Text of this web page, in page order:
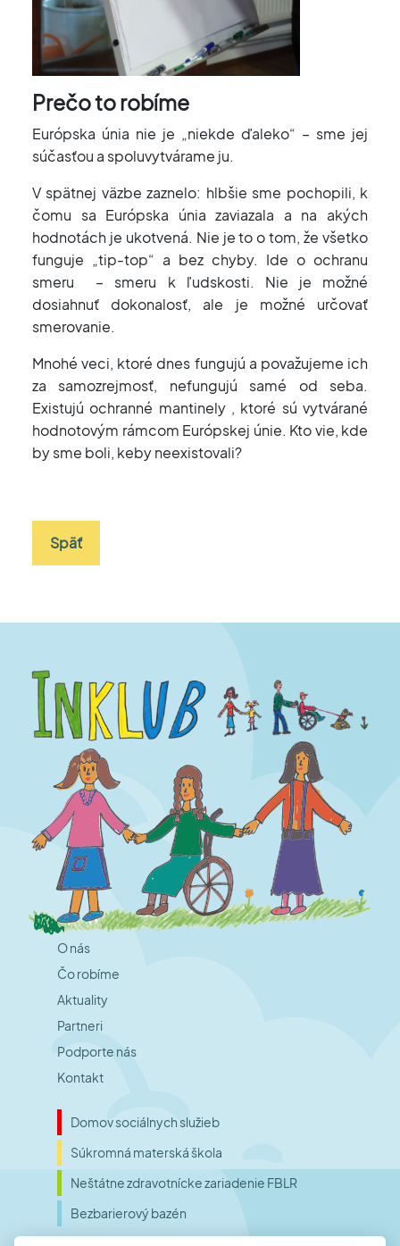
Prečo to robíme
Európska únia nie je „niekde ďaleko“ – sme jej
súčasťou a spoluvytvárame ju.
V spätnej väzbe zaznelo: hlbšie sme pochopili, k
čomu sa Európska únia zaviazala a na akých
hodnotách je ukotvená. Nie je to o tom, že všetko
funguje „tip-top“ a bez chyby. Ide o ochranu
smeru – smeru k ľudskosti. Nie je možné
dosiahnuť dokonalosť, ale je možné určovať
smerovanie.
Mnohé veci, ktoré dnes fungujú a považujeme ich
za samozrejmosť, nefungujú samé od seba.
Existujú ochranné mantinely , ktoré sú vytvárané
hodnotovým rámcom Európskej únie. Kto vie, kde
by sme boli, keby neexistovali?
Späť
O nás
Čo robíme
Aktuality
Partneri
Podporte nás
Kontakt
Domov sociálnych služieb
Súkromná materská škola
Neštátne zdravotnícke zariadenie FBLR
Bezbarierový bazén